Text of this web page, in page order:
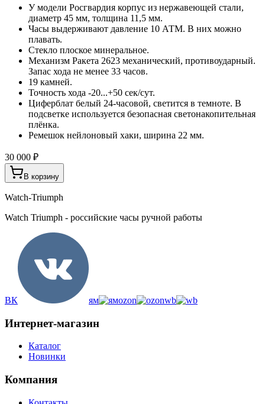
У модели Росгвардия корпус из нержавеющей стали,
диаметр 45 мм, толщина 11,5 мм.
Часы выдерживают давление 10 АТМ. В них можно
плавать.
Стекло плоское минеральное.
Механизм Ракета 2623 механический, противоударный.
Запас хода не менее 33 часов.
19 камней.
Точность хода -20...+50 сек/сут.
Циферблат белый 24-часовой, светится в темноте. В
подсветке используется безопасная светонакопительная
плёнка.
Ремешок нейлоновый хаки, ширина 22 мм.
30 000 ₽
В корзину
Watch-Triumph
Watch Triumph - российские часы ручной работы
ВК ям ozon wb
Интернет-магазин
Каталог
Новинки
Компания